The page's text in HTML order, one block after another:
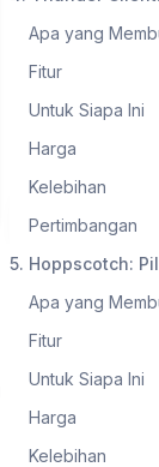
Apa yang
Fitur
Untuk Siapa Ini
Harga
Kelebihan
Pertimbangan
5. Hoppscotch:
Apa yang
Fitur
Untuk Siapa Ini
Harga
Kelebihan